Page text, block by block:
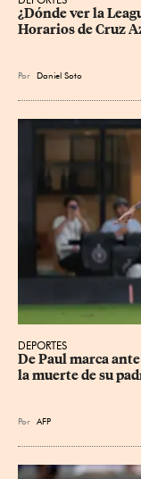
¿Dónde ver la
Horarios de Cruz
Por Daniel Soto
DEPORTES
De Paul marca
la muerte de su
Por AFP